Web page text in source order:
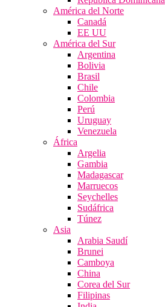
América del Norte
Canadá
EE UU
América del Sur
Argentina
Bolivia
Brasil
Chile
Colombia
Perú
Uruguay
Venezuela
África
Argelia
Gambia
Madagascar
Marruecos
Seychelles
Sudáfrica
Túnez
Asia
Arabia Saudí
Brunei
Camboya
China
Corea del Sur
Filipinas